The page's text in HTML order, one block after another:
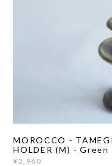
MOROCCO -
HOLDER (M) - Green
¥3,960